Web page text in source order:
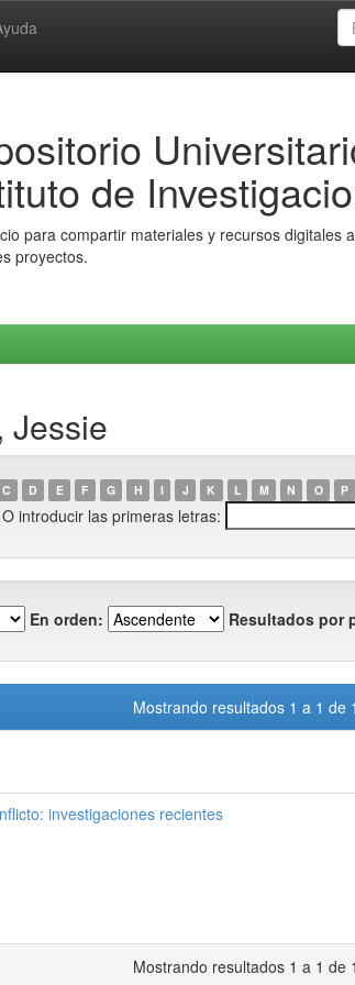
de
para compartir materiales y recursos
proyectos.
Jessie
C D E F G H I J K L M N O P
O introducir las primeras letras:
En orden: Resultados por
Mostrando resultados 1 a 1 de 1
investigaciones recientes
Mostrando resultados 1 a 1 de 1